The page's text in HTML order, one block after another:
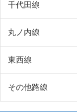
千代田線
丸ノ内線
東西線
その他路線